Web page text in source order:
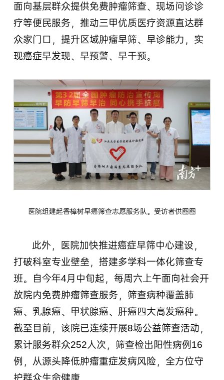
面向基层群众提供免费肿瘤筛查、现场问诊诊
疗等便民服务，推动三甲优质医疗资源直达群
众家门口，提升区域肿瘤早筛、早诊能力，实
现癌症早发现、早预警、早干预。
医院组建起香樟树早癌筛查志愿服务队。受访者供图图
此外，医院加快推进癌症早筛中心建设，
打破科室专业壁垒，搭建多学科一体化筛查专
班。自今年4月中旬起，每周六上午面向社会开
放院内免费肿瘤筛查服务，筛查病种覆盖肺
癌、乳腺癌、甲状腺癌、肝癌四大高发癌种。
截至目前，该院已连续开展8场公益筛查活动，
累计服务群众252人次，筛查检出阳性病例16
例，从源头降低肿瘤重症发病风险，全方位守